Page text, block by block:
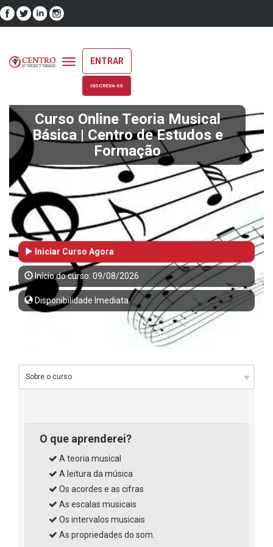
Toggle
navigation
ENTRAR
INSCREVA-SE
Curso Online Teoria Musical
Básica | Centro de Estudos e
Formação
Iniciar Curso Agora
Início do curso: 09/08/2026
Disponibilidade Imediata
O que aprenderei?
A teoria musical
A leitura da música
Os acordes e as cifras
As escalas musicais
Os intervalos musicais
As propriedades do som.